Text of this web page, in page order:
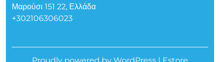
Μαρούσι 151 22, Ελλάδα
+302106306023